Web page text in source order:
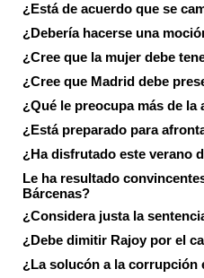
¿Está de acuerdo que se
¿Debería hacerse una
¿Cree que la mujer debe
¿Cree que Madrid debe
¿Qué le preocupa más de la
¿Está preparado para
¿Ha disfrutado este verano
Le ha resultado
Bárcenas?
¿Considera justa la
¿Debe dimitir Rajoy por el
¿La solucón a la corrupción